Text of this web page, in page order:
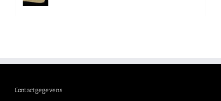
Contactgegevens